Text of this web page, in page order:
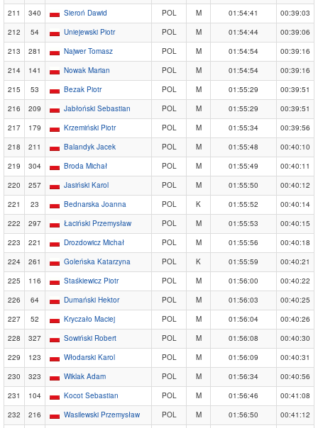
211
340 Sieroń Dawid POL M 01:54:41
00:39:03
212
54 Uniejewski Piotr POL M 01:54:44
00:39:06
213
281 Najwer Tomasz POL M 01:54:54
00:39:16
214
141 Nowak Marian POL M 01:54:54
00:39:16
215
53 Bezak Piotr POL M 01:55:29
00:39:51
216
209 Jabłoński Sebastian POL M 01:55:29
00:39:51
217
179 Krzemiński Piotr POL M 01:55:34
00:39:56
218
211 Balandyk Jacek POL M 01:55:48
00:40:10
219
304 Broda Michał POL M 01:55:49
00:40:11
220
257 Jasiński Karol POL M 01:55:50
00:40:12
221
23 Bednarska Joanna POL K 01:55:52
00:40:14
222
297 Łaciński Przemysław POL M 01:55:53
00:40:15
223
221 Drozdowicz Michał POL M 01:55:56
00:40:18
224
261 Goleńska Katarzyna POL K 01:55:59
00:40:21
225
116 Staśkiewicz Piotr POL M 01:56:00
00:40:22
226
64 Dumański Hektor POL M 01:56:03
00:40:25
227
52 Kryczało Maciej POL M 01:56:04
00:40:26
228
327 Sowiński Robert POL M 01:56:08
00:40:30
229
123 Włodarski Karol POL M 01:56:09
00:40:31
230
323 Wiklak Adam POL M 01:56:34
00:40:56
231
104 Kocot Sebastian POL M 01:56:46
00:41:08
232
216 Wasilewski Przemysław POL M 01:56:50
00:41:12